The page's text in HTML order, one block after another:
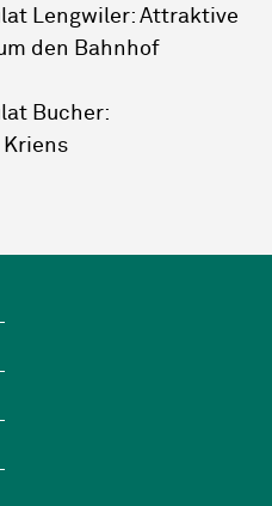
Lengwiler: Attraktive
den Bahnhof
Bucher: